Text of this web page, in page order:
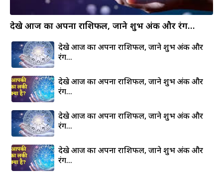
देखे आज का अपना राशिफल, जाने शुभ अंक और रंग…
देखे आज का अपना राशिफल, जाने शुभ अंक और
रंग…
देखे आज का अपना राशिफल, जाने शुभ अंक और
रंग…
देखे आज का अपना राशिफल, जाने शुभ अंक और
रंग…
देखे आज का अपना राशिफल, जाने शुभ अंक और
रंग…